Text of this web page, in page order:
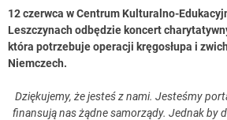
12 czerwca w Centrum Kulturalno-
Leszczynach odbędzie koncert
która potrzebuje operacji kręgosłupa i
Niemczech.
Dziękujemy, że jesteś z nami. Jesteśmy
finansują nas żądne samorządy. Jednak by